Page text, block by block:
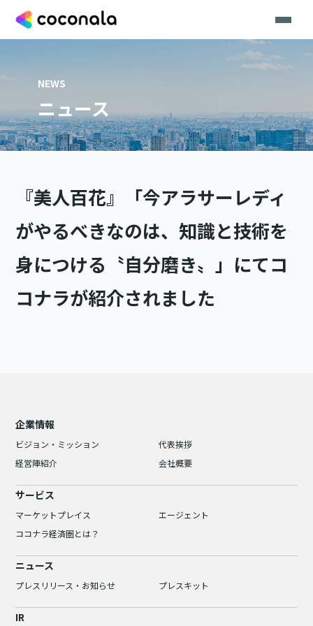
NEWS
ニュース
『美人百花』「今アラサーレディ
がやるべきなのは、知識と技術を
身につける〝自分磨き〟」にてコ
コナラが紹介されました
企業情報
ビジョン・ミッション
代表挨拶
経営陣紹介
会社概要
サービス
マーケットプレイス
エージェント
ココナラ経済圏とは？
ニュース
プレスリリース・お知らせ プレスキット
IR